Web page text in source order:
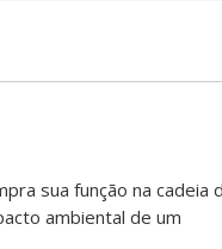
sua função na cadeia
ambiental de um